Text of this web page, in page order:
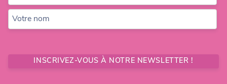
Votre nom
INSCRIVEZ-VOUS À NOTRE NEWSLETTER !